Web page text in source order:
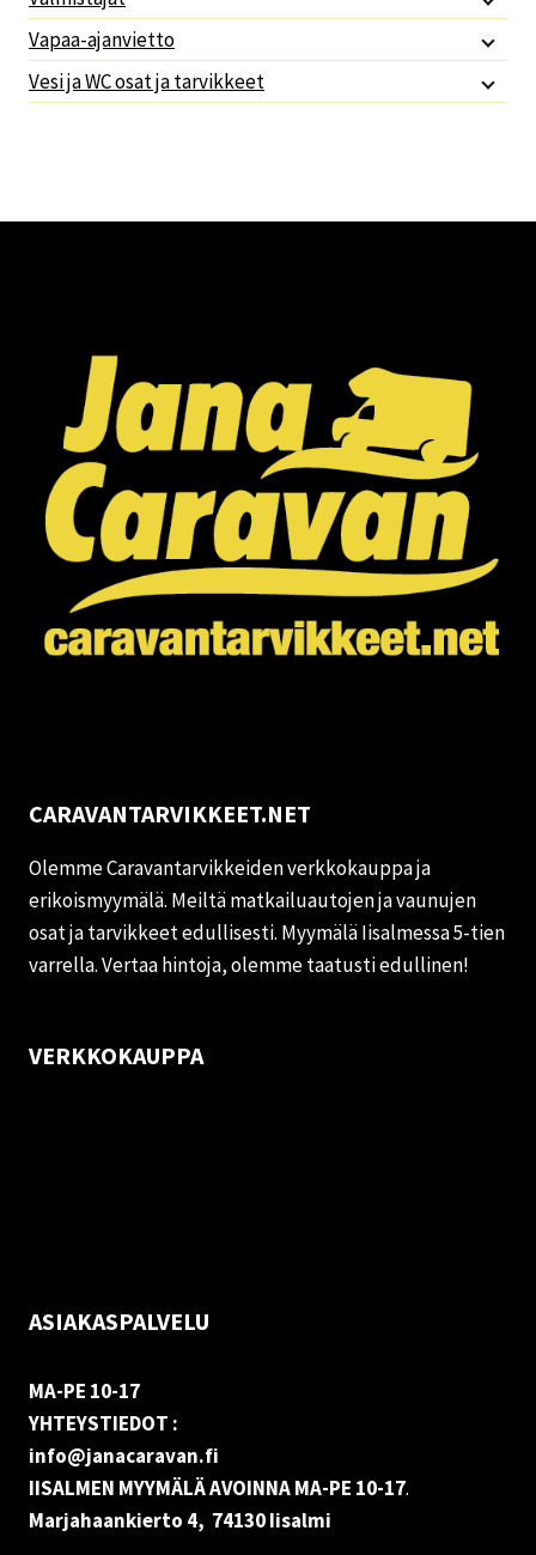
Vapaa-ajanvietto
Vesi ja WC osat ja tarvikkeet
CARAVANTARVIKKEET.NET
Olemme Caravantarvikkeiden verkkokauppa ja
erikoismyymälä. Meiltä matkailuautojen ja vaunujen
osat ja tarvikkeet edullisesti. Myymälä Iisalmessa 5-tien
varrella. Vertaa hintoja, olemme taatusti edullinen!
VERKKOKAUPPA
ASIAKASPALVELU
MA-PE 10-17
YHTEYSTIEDOT :
info@janacaravan.fi
IISALMEN MYYMÄLÄ AVOINNA MA-PE 10-17.
Marjahaankierto 4, 74130 Iisalmi